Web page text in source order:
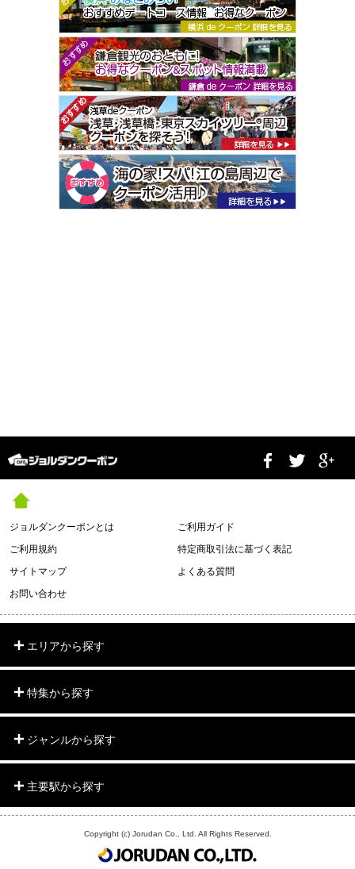
ジョルダンクーポンとは
ご利用ガイド
ご利用規約
特定商取引法に基づく表記
サイトマップ
よくある質問
お問い合わせ
エリアから探す
特集から探す
ジャンルから探す
主要駅から探す
Copyright (c) Jorudan Co., Ltd. All Rights Reserved.